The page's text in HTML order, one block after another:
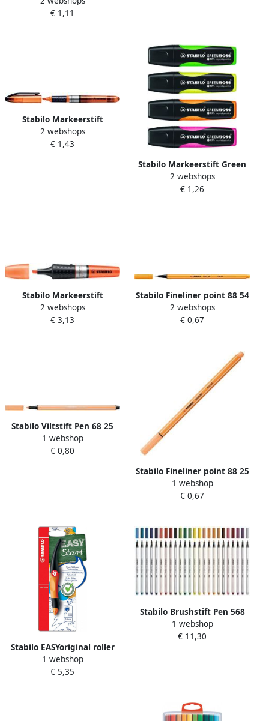
€ 1,11
Stabilo Markeerstift
Navigator 545 54 oranje
2 webshops
€ 1,43
Stabilo Markeerstift Green
Boss 6070 54 oranje
2 webshops
€ 1,26
Stabilo Markeerstift
Luminator XT 71 54 oranje
2 webshops
€ 3,13
Stabilo Fineliner point 88 54
fijn oranje
2 webshops
€ 0,67
Stabilo Viltstift Pen 68 25
medium pastel oranje
1 webshop
€ 0,80
Stabilo Fineliner point 88 25
fijn pastel oranje
1 webshop
€ 0,67
Stabilo EASYoriginal roller
voor rechtshandigen blister
van 1 stuk oranje-antraciet
1 webshop
€ 5,35
Stabilo Brushstift Pen 568
54 oranje
1 webshop
€ 11,30